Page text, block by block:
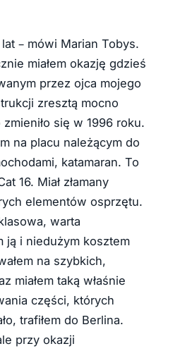
lat – mówi Marian Tobys.
miałem okazję gdzieś
przez ojca mojego
zresztą mocno
się w 1996 roku.
na placu należącym do
katamaran. To
16. Miał złamany
elementów osprzętu.
warta
ją i niedużym kosztem
na szybkich,
miałem taką właśnie
części, których
trafiłem do Berlina.
przy okazji